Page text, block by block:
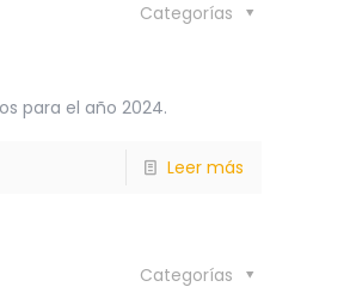
Categorías
para el año 2024.
Leer más
Categorías